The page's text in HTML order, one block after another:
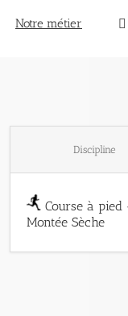
Notre métier
Discipline
Course à pied
Montée Sèche